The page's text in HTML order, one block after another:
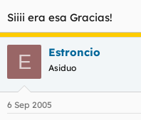
Siiii era esa Gracias!
E Estroncio
Asiduo
6 Sep 2005